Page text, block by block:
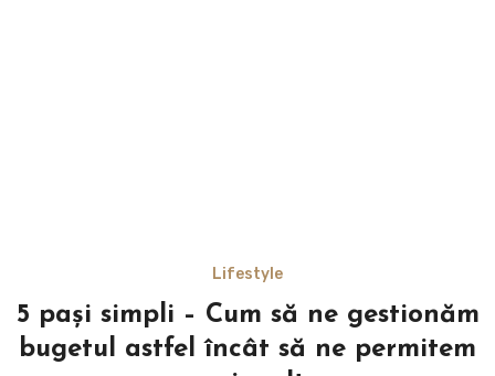
Lifestyle
5 pași simpli – Cum să ne gestionăm
bugetul astfel încât să ne permitem